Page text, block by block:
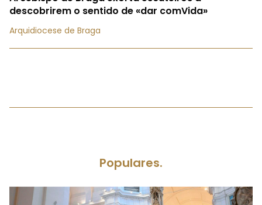
descobrirem o sentido de «dar comVida»
Arquidiocese de Braga
Populares.